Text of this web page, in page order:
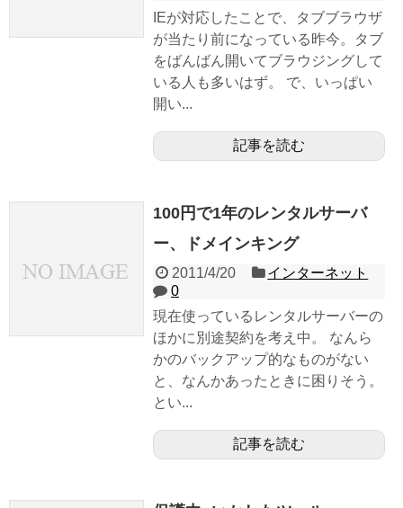
IEが対応したことで、タブブラウザ
が当たり前になっている昨今。タブ
をばんばん開いてブラウジングして
いる人も多いはず。 で、いっぱい
開い...
記事を読む
100円で1年のレンタルサーバ
ー、ドメインキング
2011/4/20
インターネット
0
現在使っているレンタルサーバーの
ほかに別途契約を考え中。 なんら
かのバックアップ的なものがない
と、なんかあったときに困りそう。
とい...
記事を読む